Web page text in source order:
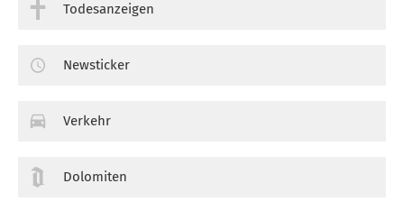
Todesanzeigen
Newsticker
Verkehr
Dolomiten